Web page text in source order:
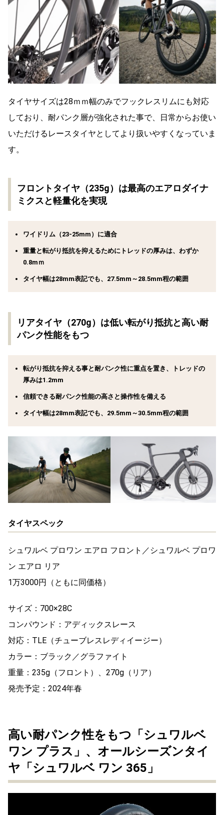
タイヤサイズは28ｍｍ幅のみでフックレスリムにも対応
しており、耐パンク層が強化された事で、日常からお使い
いただけるレースタイヤとしてより扱いやすくなっていま
す。
フロントタイヤ（235g）は最高のエアロダイナ
ミクスと軽量化を実現
ワイドリム（23-25mm）に適合
重量と転がり抵抗を抑えるためにトレッドの厚みは、わずか
0.8mｍ
タイヤ幅は28mm表記でも、27.5mm～28.5mm程の範囲
リアタイヤ（270g）は低い転がり抵抗と高い耐
パンク性能をもつ
転がり抵抗を抑える事と耐パンク性に重点を置き、トレッドの
厚みは1.2mm
信頼できる耐パンク性能の高さと操作性を備える
タイヤ幅は28mm表記でも、29.5mm～30.5mm程の範囲
タイヤスペック
シュワルベ プロワン エアロ フロント／シュワルベ プロワ
ン エアロ リア
1万3000円（ともに同価格）
サイズ：700×28C
コンパウンド：アディックスレース
対応：TLE（チューブレスレディイージー）
カラー：ブラック／グラファイト
重量：235g（フロント）、270g（リア）
発売予定：2024年春
高い耐パンク性をもつ「シュワルベ
ワン プラス」、オールシーズンタイ
ヤ「シュワルベ ワン 365」